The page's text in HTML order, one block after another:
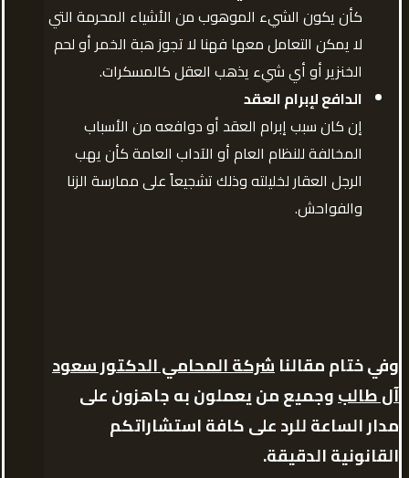
كأن يكون الشيء الموهوب من الأشياء المحرمة التي
لا يمكن التعامل معها فهنا لا تجوز هبة الخمر أو لحم
الخنزير أو أي شيء يذهب العقل كالمسكرات.
الدافع لإبرام العقد
إن كان سبب إبرام العقد أو دوافعه من الأسباب
المخالفة للنظام العام أو الآداب العامة كأن يهب
الرجل العقار لخليلته وذلك تشجيعاً على ممارسة الزنا
والفواحش.
وفي ختام مقالناشركة المحامي الدكتور سعود
آل طالبوجميع من يعملون به جاهزون على
مدار الساعة للرد على كافة استشاراتكم
القانونية الدقيقة.